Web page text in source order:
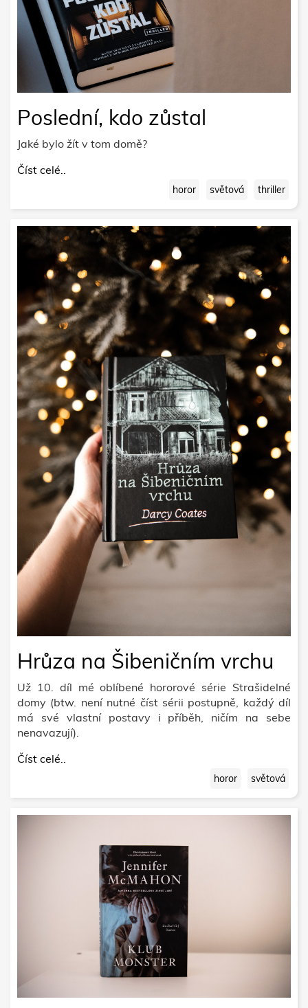
Poslední, kdo zůstal
Jaké bylo žít v tom domě?
Číst celé..
horor světová thriller
Hrůza na Šibeničním vrchu
Už 10. díl mé oblíbené hororové série Strašidelné
domy (btw. není nutné číst sérii postupně, každý díl
má své vlastní postavy i příběh, ničím na sebe
nenavazují).
Číst celé..
horor světová